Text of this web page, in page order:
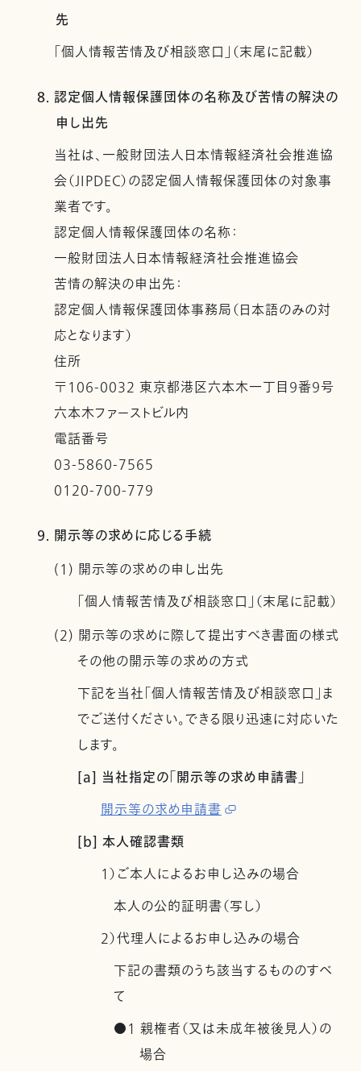
先
「個人情報苦情及び相談窓口」（末尾に記載）
8. 認定個人情報保護団体の名称及び苦情の解決の
申し出先
当社は、一般財団法人日本情報経済社会推進協
会（JIPDEC）の認定個人情報保護団体の対象事
業者です。
認定個人情報保護団体の名称：
一般財団法人日本情報経済社会推進協会
苦情の解決の申出先：
認定個人情報保護団体事務局（日本語のみの対
応となります）
住所
〒106-0032 東京都港区六本木一丁目９番９号
六本木ファーストビル内
電話番号
03-5860-7565
0120-700-779
9. 開示等の求めに応じる手続
(1) 開示等の求めの申し出先
「個人情報苦情及び相談窓口」（末尾に記載）
(2) 開示等の求めに際して提出すべき書面の様式
その他の開示等の求めの方式
下記を当社「個人情報苦情及び相談窓口」ま
でご送付ください。できる限り迅速に対応いた
します。
[a] 当社指定の「開示等の求め申請書」
開示等の求め申請書
[b] 本人確認書類
1）ご本人によるお申し込みの場合
本人の公的証明書（写し）
2）代理人によるお申し込みの場合
下記の書類のうち該当するもののすべ
て
●1 親権者（又は未成年被後見人）の
場合